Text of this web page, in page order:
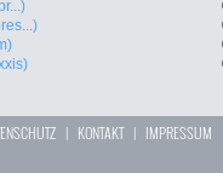
| KONTAKT| IMPRESSUM